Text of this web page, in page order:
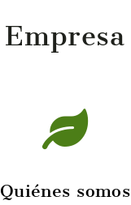
Empresa
Quiénes somos